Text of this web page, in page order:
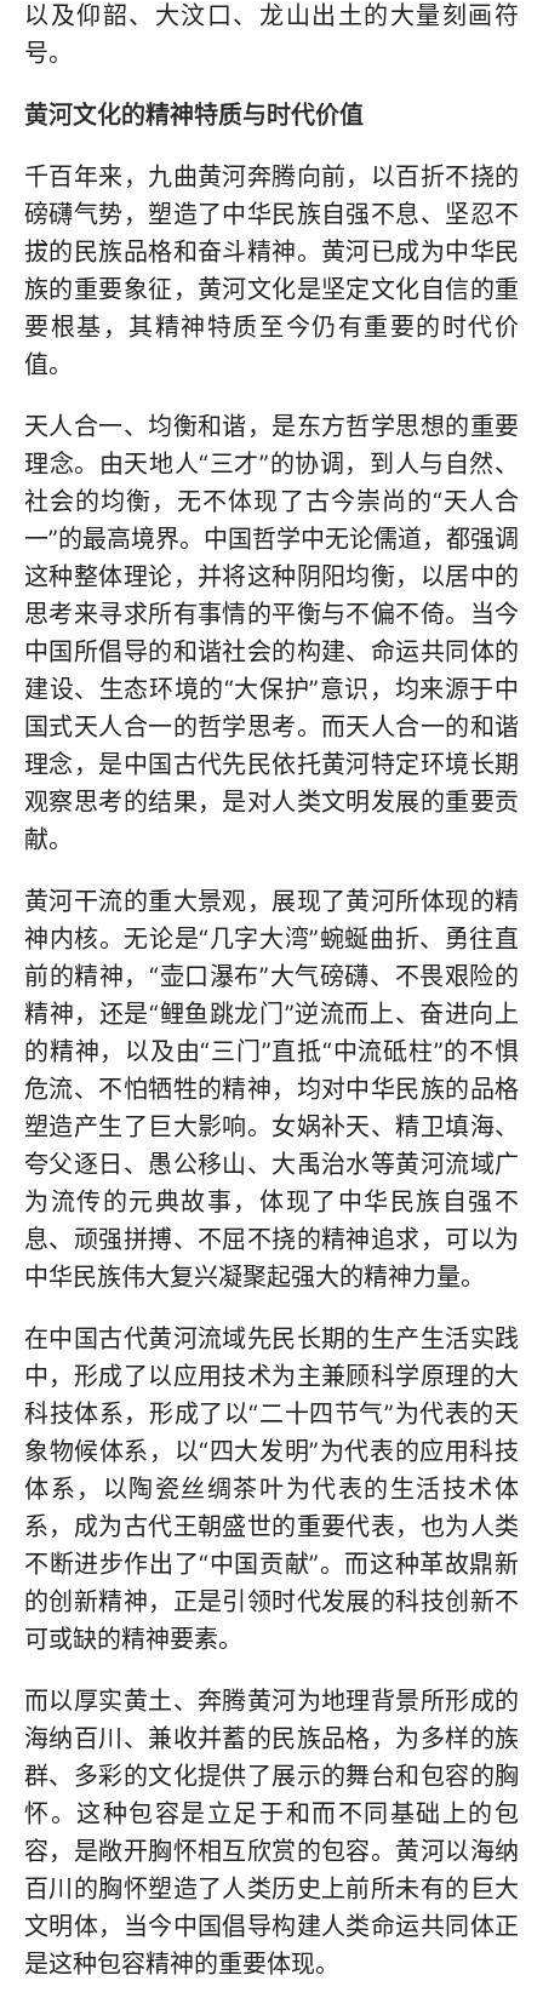
以及仰韶、大汶口、龙山出土的大量刻画符
号。
黄河文化的精神特质与时代价值
千百年来，九曲黄河奔腾向前，以百折不挠的
磅礴气势，塑造了中华民族自强不息、坚忍不
拔的民族品格和奋斗精神。黄河已成为中华民
族的重要象征，黄河文化是坚定文化自信的重
要根基，其精神特质至今仍有重要的时代价
值。
天人合一、均衡和谐，是东方哲学思想的重要
理念。由天地人“三才”的协调，到人与自然、
社会的均衡，无不体现了古今崇尚的“天人合
一”的最高境界。中国哲学中无论儒道，都强调
这种整体理论，并将这种阴阳均衡，以居中的
思考来寻求所有事情的平衡与不偏不倚。当今
中国所倡导的和谐社会的构建、命运共同体的
建设、生态环境的“大保护”意识，均来源于中
国式天人合一的哲学思考。而天人合一的和谐
理念，是中国古代先民依托黄河特定环境长期
观察思考的结果，是对人类文明发展的重要贡
献。
黄河干流的重大景观，展现了黄河所体现的精
神内核。无论是“几字大湾”蜿蜒曲折、勇往直
前的精神，“壶口瀑布”大气磅礴、不畏艰险的
精神，还是“鲤鱼跳龙门”逆流而上、奋进向上
的精神，以及由“三门”直抵“中流砥柱”的不惧
危流、不怕牺牲的精神，均对中华民族的品格
塑造产生了巨大影响。女娲补天、精卫填海、
夸父逐日、愚公移山、大禹治水等黄河流域广
为流传的元典故事，体现了中华民族自强不
息、顽强拼搏、不屈不挠的精神追求，可以为
中华民族伟大复兴凝聚起强大的精神力量。
在中国古代黄河流域先民长期的生产生活实践
中，形成了以应用技术为主兼顾科学原理的大
科技体系，形成了以“二十四节气”为代表的天
象物候体系，以“四大发明”为代表的应用科技
体系，以陶瓷丝绸茶叶为代表的生活技术体
系，成为古代王朝盛世的重要代表，也为人类
不断进步作出了“中国贡献”。而这种革故鼎新
的创新精神，正是引领时代发展的科技创新不
可或缺的精神要素。
而以厚实黄土、奔腾黄河为地理背景所形成的
海纳百川、兼收并蓄的民族品格，为多样的族
群、多彩的文化提供了展示的舞台和包容的胸
怀。这种包容是立足于和而不同基础上的包
容，是敞开胸怀相互欣赏的包容。黄河以海纳
百川的胸怀塑造了人类历史上前所未有的巨大
文明体，当今中国倡导构建人类命运共同体正
是这种包容精神的重要体现。